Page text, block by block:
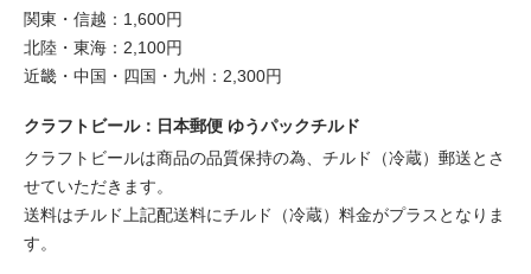
関東・信越：1,600円
北陸・東海：2,100円
近畿・中国・四国・九州：2,300円
クラフトビール：日本郵便 ゆうパックチルド
クラフトビールは商品の品質保持の為、チルド（冷蔵）郵送とさ
せていただきます。
送料はチルド上記配送料にチルド（冷蔵）料金がプラスとなりま
す。